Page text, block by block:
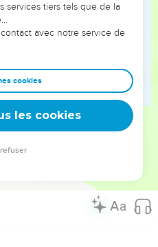
une heure de l’après-midi
même où Jésus lui
que Jésus accomplit
Judée.
by Biblica, Inc.® Used by permission.
services tiers tels que de la
avec notre service de
cookies
les cookies